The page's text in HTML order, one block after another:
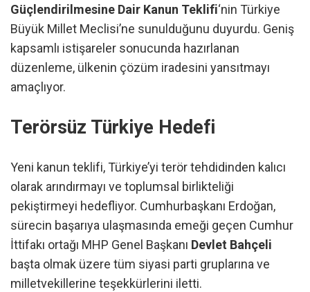
Güçlendirilmesine Dair Kanun Teklifi‘nin Türkiye
Büyük Millet Meclisi’ne sunulduğunu duyurdu. Geniş
kapsamlı istişareler sonucunda hazırlanan
düzenleme, ülkenin çözüm iradesini yansıtmayı
amaçlıyor.
Terörsüz Türkiye Hedefi
Yeni kanun teklifi, Türkiye’yi terör tehdidinden kalıcı
olarak arındırmayı ve toplumsal birlikteliği
pekiştirmeyi hedefliyor. Cumhurbaşkanı Erdoğan,
sürecin başarıya ulaşmasında emeği geçen Cumhur
İttifakı ortağı MHP Genel Başkanı Devlet Bahçeli
başta olmak üzere tüm siyasi parti gruplarına ve
milletvekillerine teşekkürlerini iletti.